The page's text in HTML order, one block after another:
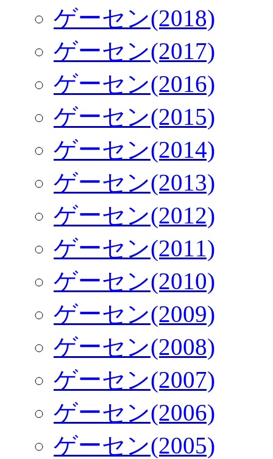
ゲーセン(2018)
ゲーセン(2017)
ゲーセン(2016)
ゲーセン(2015)
ゲーセン(2014)
ゲーセン(2013)
ゲーセン(2012)
ゲーセン(2011)
ゲーセン(2010)
ゲーセン(2009)
ゲーセン(2008)
ゲーセン(2007)
ゲーセン(2006)
ゲーセン(2005)